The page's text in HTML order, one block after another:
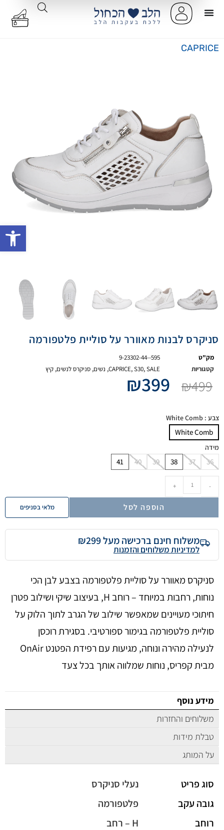
CAPRICE
סניקרס לבנות מאוורר על סוליית פלטפורמה
מק"ט
9-23302-44--595
קטגוריות
CAPRICE,S30,SALE
, נשים, סניקרס לנשים, קיץ
₪499
₪399
צבע : White Comb
White Comb
מידה
36
37
38
39
40
41
-
+
הוספה לסל מלאי בסניפים
משלוח חינם ברכישה מעל ₪299
למדיניות משלוחים והזמנות
סניקרס מאוורר על סוליית פלטפורמה בצבע לבן הכי
נוחות, רחבות במיוחד – רוחב H, בעיצוב שיקי ושילוב פטרן
חיתוכי מעויינים שמאפשר שילוב של הגרב לתוך הלוק על
סוליית פלטפורמה בגימור ספורטיבי. בסגירת רוכסן
לנעילה מהירה ונוחה, מגיעות עם רפידת הפטנט OnAir
מבית קפריס, נוחות שמלווה אותך בכל צעד
מידע נוסף
משלוחים והחזרות
טבלת מידות
על המותג
סוג פריט
נעלי סניקרס
גובה עקב
פלטפורמה
רוחב
H – רחב